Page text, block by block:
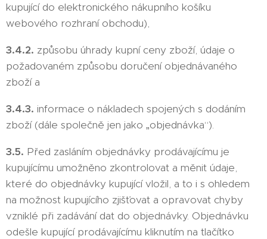
kupující do elektronického nákupního košíku
webového rozhraní obchodu),
3.4.2. způsobu úhrady kupní ceny zboží, údaje o
požadovaném způsobu doručení objednávaného
zboží a
3.4.3. informace o nákladech spojených s dodáním
zboží (dále společně jen jako „objednávka“).
3.5. Před zasláním objednávky prodávajícímu je
kupujícímu umožněno zkontrolovat a měnit údaje,
které do objednávky kupující vložil, a to i s ohledem
na možnost kupujícího zjišťovat a opravovat chyby
vzniklé při zadávání dat do objednávky. Objednávku
odešle kupující prodávajícímu kliknutím na tlačítko